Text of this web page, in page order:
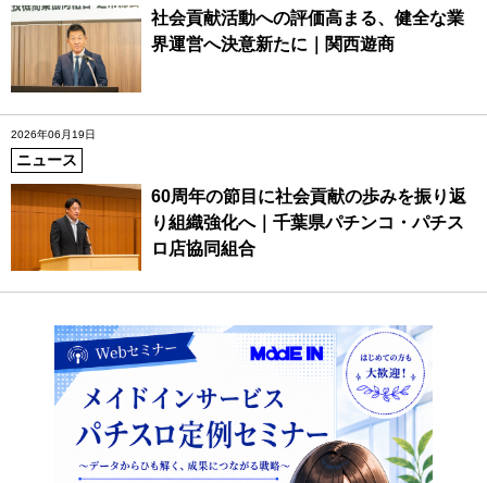
社会貢献活動への評価高まる、健全な業
界運営へ決意新たに｜関西遊商
2026年06月19日
ニュース
60周年の節目に社会貢献の歩みを振り返
り組織強化へ｜千葉県パチンコ・パチス
ロ店協同組合